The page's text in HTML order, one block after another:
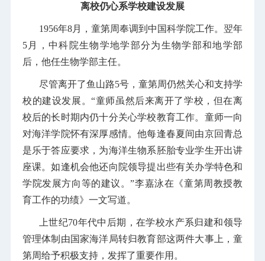
离校仍心系学校建设发展
1956年8月，童第周奉调到中国科学院工作。翌年
5月，中科院生物学地学部分为生物学部和地学部
后，他任生物学部主任。
尽管离开了鱼山路5号，童第周仍然关心和支持学
校的建设发展。“童师虽然后来离开了学校，但在离
校后的长时期内仍十分关心学校教育工作。童师一向
对海洋学院怀有深厚感情。他每逢春夏间由京回青总
是乐于答应要求，为海洋生物系胚胎专业学生开出讲
座课。如逢机会他还向院领导提出些有关办学特色和
学院发展方向等的建议。”李嘉泳在《童第周教授教
育工作的功绩》一文写道。
上世纪70年代中后期，在学校水产系归建和领导
管理体制由国家海洋局转归教育部这两件大事上，童
第周给予积极支持，发挥了重要作用。